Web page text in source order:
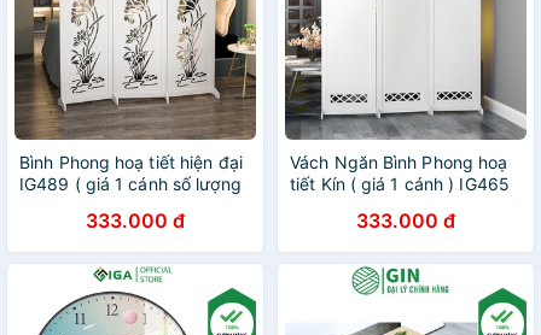
Bình Phong hoạ tiết hiện đại
IG489 ( giá 1 cánh số lượng
333.000 đ
Vách Ngăn Bình Phong hoạ
tiết Kín ( giá 1 cánh ) IG465
333.000 đ